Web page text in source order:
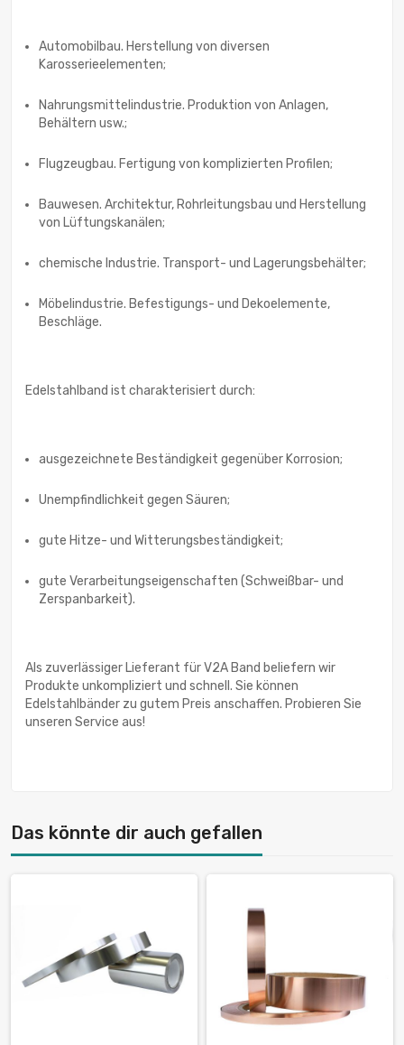
Automobilbau. Herstellung von diversen
Karosserieelementen;
Nahrungsmittelindustrie. Produktion von Anlagen,
Behältern usw.;
Flugzeugbau. Fertigung von komplizierten Profilen;
Bauwesen. Architektur, Rohrleitungsbau und Herstellung
von Lüftungskanälen;
chemische Industrie. Transport- und Lagerungsbehälter;
Möbelindustrie. Befestigungs- und Dekoelemente,
Beschläge.
Edelstahlband ist charakterisiert durch:
ausgezeichnete Beständigkeit gegenüber Korrosion;
Unempfindlichkeit gegen Säuren;
gute Hitze- und Witterungsbeständigkeit;
gute Verarbeitungseigenschaften (Schweißbar- und
Zerspanbarkeit).
Als zuverlässiger Lieferant für V2A Band beliefern wir
Produkte unkompliziert und schnell. Sie können
Edelstahlbänder zu gutem Preis anschaffen. Probieren Sie
unseren Service aus!
Das könnte dir auch gefallen